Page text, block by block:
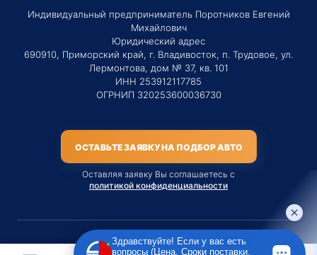
Индивидуальный предприниматель Поротников Евгений
Михайлович
Юридический адрес
690910, Приморский край, г. Владивосток, п. Трудовое, ул.
Лермонтова, дом № 37, кв. 101
ИНН 253912117785
ОГРНИП 320253600036730
ОСТАВЬТЕ ЗАЯВКУ НА ПОДБОР АВТО
Оставляя заявку Вы соглашаетесь с
политикой конфиденциальности
Здравствуйте! Если у вас есть
вопросы (Цена, Сроки поставки,